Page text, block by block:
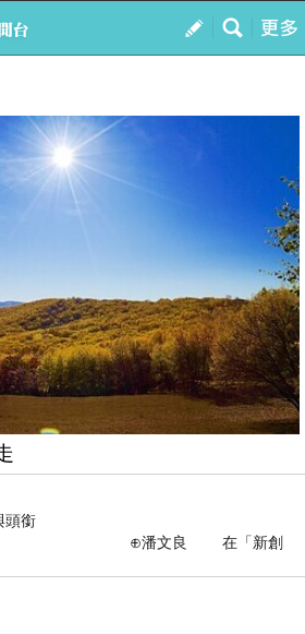
我的
銜
在「新創